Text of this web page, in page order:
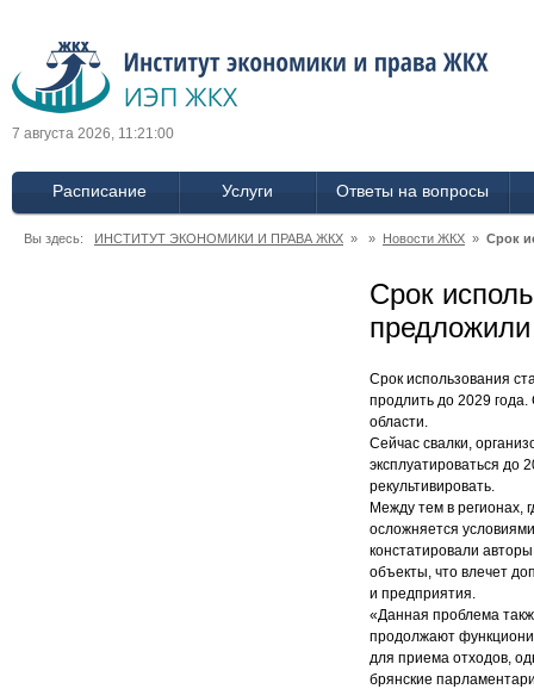
7 августа 2026, 11:21:00
Расписание Услуги Ответы на вопросы
Вы здесь: ИНСТИТУТ ЭКОНОМИКИ И ПРАВА ЖКХ » » Новости ЖКХ » Срок
Срок
Срок использования
продлить до 2029
области.
Сейчас свалки,
эксплуатироваться до
рекультивировать.
Между тем в регионах,
осложняется
констатировали
объекты, что влечет
и предприятия.
«Данная проблема
продолжают
для приема отходов,
брянские